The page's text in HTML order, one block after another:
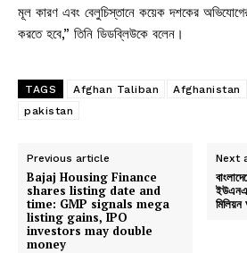
মূল কারণ এবং বেলুচিস্তানে কয়েক দশকের অভিযোগের
করতে হবে,” তিনি ডিডব্লিউকে বলেন।
TAGS Afghan Taliban Afghanistan
pakistan
Previous article
Bajaj Housing Finance
shares listing date and
time: GMP signals mega
listing gains, IPO
investors may double
money
Next